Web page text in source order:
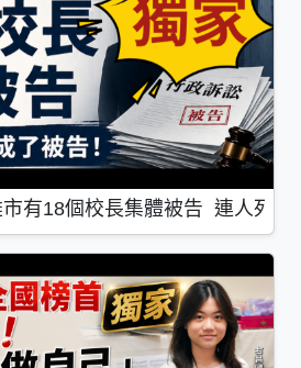
有18個校長集體被告 連人死了